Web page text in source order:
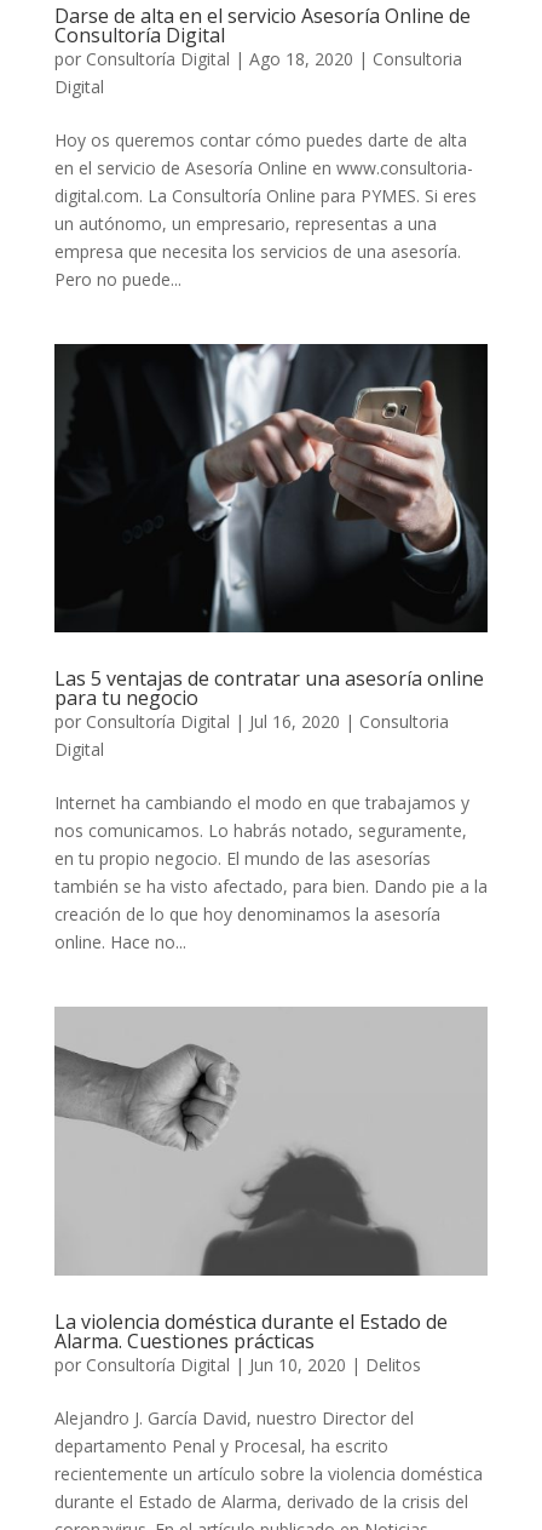
Darse de alta en el servicio Asesoría Online de
Consultoría Digital
por Consultoría Digital | Ago 18, 2020 | Consultoria
Digital
Hoy os queremos contar cómo puedes darte de alta
en el servicio de Asesoría Online en www.consultoria-
digital.com. La Consultoría Online para PYMES. Si eres
un autónomo, un empresario, representas a una
empresa que necesita los servicios de una asesoría.
Pero no puede...
Las 5 ventajas de contratar una asesoría online
para tu negocio
por Consultoría Digital | Jul 16, 2020 | Consultoria
Digital
Internet ha cambiando el modo en que trabajamos y
nos comunicamos. Lo habrás notado, seguramente,
en tu propio negocio. El mundo de las asesorías
también se ha visto afectado, para bien. Dando pie a la
creación de lo que hoy denominamos la asesoría
online. Hace no...
La violencia doméstica durante el Estado de
Alarma. Cuestiones prácticas
por Consultoría Digital | Jun 10, 2020 | Delitos
Alejandro J. García David, nuestro Director del
departamento Penal y Procesal, ha escrito
recientemente un artículo sobre la violencia doméstica
durante el Estado de Alarma, derivado de la crisis del